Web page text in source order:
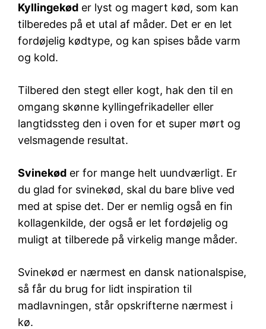
Kyllingekød er lyst og magert kød, som kan
tilberedes på et utal af måder. Det er en let
fordøjelig kødtype, og kan spises både varm
og kold.
Tilbered den stegt eller kogt, hak den til en
omgang skønne kyllingefrikadeller eller
langtidssteg den i oven for et super mørt og
velsmagende resultat.
Svinekød er for mange helt uundværligt. Er
du glad for svinekød, skal du bare blive ved
med at spise det. Der er nemlig også en fin
kollagenkilde, der også er let fordøjelig og
muligt at tilberede på virkelig mange måder.
Svinekød er nærmest en dansk nationalspise,
så får du brug for lidt inspiration til
madlavningen, står opskrifterne nærmest i
kø.